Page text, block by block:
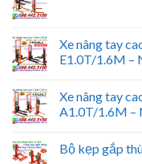
Xe nâng tay
E1.0T/1.6M –
Xe nâng tay
A1.0T/1.6M –
Bộ kẹp gắp